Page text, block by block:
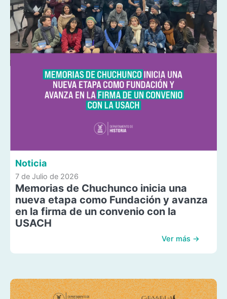
Noticia
7 de Julio de 2026
Memorias de Chuchunco inicia una
nueva etapa como Fundación y avanza
en la firma de un convenio con la
USACH
Ver más →